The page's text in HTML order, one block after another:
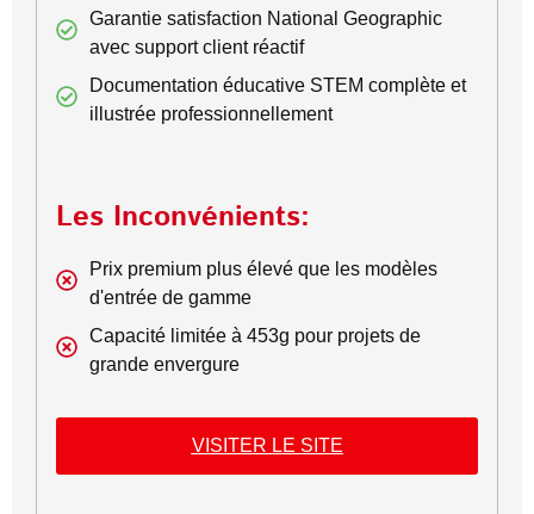
Garantie satisfaction National Geographic
avec support client réactif
Documentation éducative STEM complète et
illustrée professionnellement
Les Inconvénients:
Prix premium plus élevé que les modèles
d'entrée de gamme
Capacité limitée à 453g pour projets de
grande envergure
VISITER LE SITE